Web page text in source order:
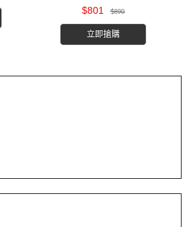
$801 $890
立即搶購